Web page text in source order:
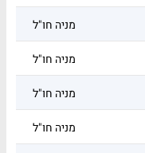
מניה חו"ל
מניה חו"ל
מניה חו"ל
מניה חו"ל